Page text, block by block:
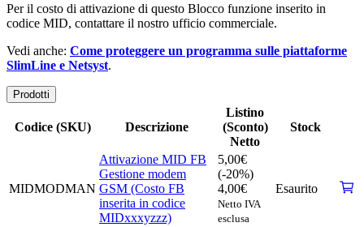
Per il costo di attivazione di questo Blocco funzione inserito in
codice MID, contattare il nostro ufficio commerciale.
Vedi anche: Come proteggere un programma sulle piattaforme
SlimLine e Netsyst.
Prodotti
Codice (SKU) Descrizione
Listino
(Sconto)
Netto
Stock
MIDMODMAN
Attivazione MID FB
Gestione modem
GSM (Costo FB
inserita in codice
MIDxxxyzzz)
5,00€
(-20%)
4,00€
Netto IVA
esclusa
Esaurito